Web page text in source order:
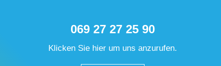
069 27 27 25 90
Klicken Sie hier um uns anzurufen.